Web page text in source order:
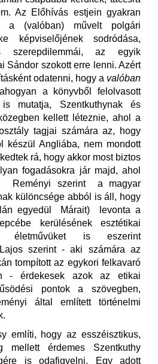
Az Előhívás estjein gyakran
a (valóban) művelt polgári
képviselőjének sodródása,
szerepdilemmái, az egyik
Sándor szokott erre lenni. Azért
odatenni, hogy a valóban
a könyvből felolvasott
mutatja, Szentkuthynak és
kellett léteznie, ahol a
tagjai számára az, hogy
Angliába, nem mondott
rá, hogy akkor most biztos
fogadásokra jár majd, ahol
Reményi szerint a magyar
különcsége abból is áll, hogy
egyedül Márait) levonta a
kerülésének esztétikai
életművüket is eszerint
szerint - aki számára az
tompított az egykori felkavaró
- érdekesek azok az etikai
pontok a szövegben,
által említett történelmi
említi, hogy az esszéisztikus,
mellett érdemes Szentkuthy
is odafigyelni. Egy adott